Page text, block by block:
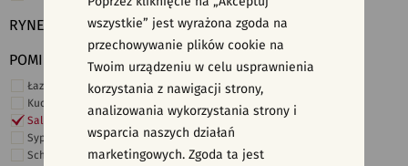
RYNEK
POMIESZCZENIE
Łazienka
Kuchnia
Salon i hol
Sypialnia
Schody
wszystkie” jest wyrażona zgoda na
przechowywanie plików cookie na
Twoim urządzeniu w celu usprawnienia
korzystania z nawigacji strony,
analizowania wykorzystania strony i
wsparcia naszych działań
marketingowych. Zgoda ta jest